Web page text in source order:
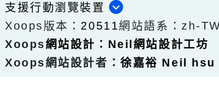
支援行動瀏覽裝置
Xoops版本： 20511網站語系：zh-
Xoops網站設計 ： Neil網站設計工坊
Xoops網站設計者：徐嘉裕 Neil hsu